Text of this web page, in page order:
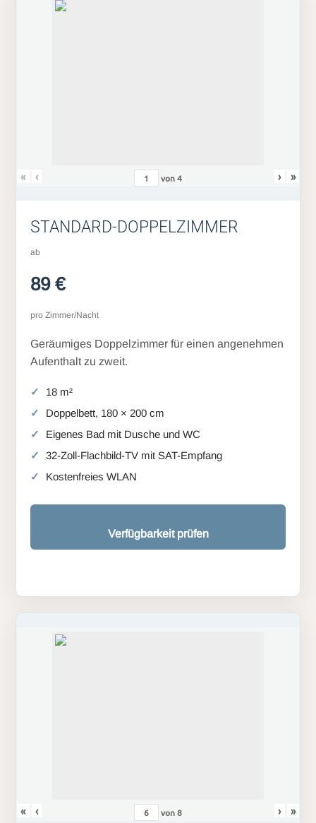
« ‹ von4 › »
STANDARD-DOPPELZIMMER
ab
89 €
pro Zimmer/Nacht
Geräumiges Doppelzimmer für einen angenehmen
Aufenthalt zu zweit.
18 m²
Doppelbett, 180 × 200 cm
Eigenes Bad mit Dusche und WC
32-Zoll-Flachbild-TV mit SAT-Empfang
Kostenfreies WLAN
Verfügbarkeit prüfen
« ‹ von8 › »